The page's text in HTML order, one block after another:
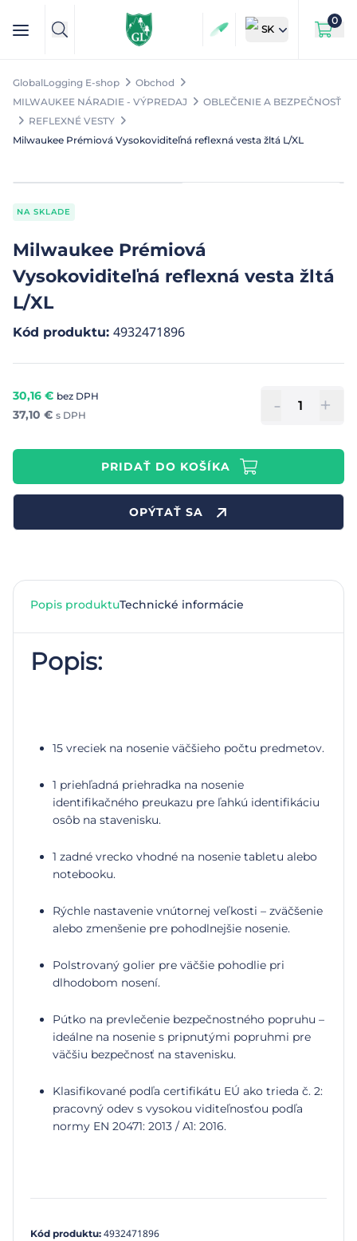
SK
0
GlobalLogging E-shop
Obchod
MILWAUKEE NÁRADIE - VÝPREDAJ
OBLEČENIE A BEZPEČNOSŤ
REFLEXNÉ VESTY
Milwaukee Prémiová Vysokoviditeľná reflexná vesta žltá L/XL
NA SKLADE
Milwaukee Prémiová
Vysokoviditeľná reflexná vesta žltá
L/XL
Kód produktu: 4932471896
30,16 € bez DPH
37,10 € s DPH - +
PRIDAŤ DO KOŠÍKA
OPÝTAŤ SA
Popis produktuTechnické informácie
Popis:
15 vreciek na nosenie väčšieho počtu predmetov.
1 priehľadná priehradka na nosenie
identifikačného preukazu pre ľahkú identifikáciu
osôb na stavenisku.
1 zadné vrecko vhodné na nosenie tabletu alebo
notebooku.
Rýchle nastavenie vnútornej veľkosti – zväčšenie
alebo zmenšenie pre pohodlnejšie nosenie.
Polstrovaný golier pre väčšie pohodlie pri
dlhodobom nosení.
Pútko na prevlečenie bezpečnostného popruhu –
ideálne na nosenie s pripnutými popruhmi pre
väčšiu bezpečnosť na stavenisku.
Klasifikované podľa certifikátu EÚ ako trieda č. 2:
pracovný odev s vysokou viditeľnosťou podľa
normy EN 20471: 2013 / A1: 2016.
Kód produktu: 4932471896